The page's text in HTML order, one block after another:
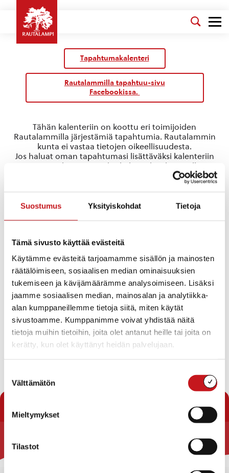
Suostumus Yksityiskohdat Tietoja
Tämä sivusto käyttää evästeitä
Käytämme evästeitä tarjoamamme sisällön ja mainosten
räätälöimiseen, sosiaalisen median ominaisuuksien
tukemiseen ja kävijämäärämme analysoimiseen. Lisäksi
jaamme sosiaalisen median, mainosalan ja analytiikka-
alan kumppaneillemme tietoja siitä, miten käytät
sivustoamme. Kumppanimme voivat yhdistää näitä
tietoja muihin tietoihin, joita olet antanut heille tai joita on
kerätty, kun olet käyttänyt heidän palvelujaan.
valinta
Välttämätön
Mieltymykset
Tilastot
Tapahtumakalenteri
Rautalammilla tapahtuu-sivu
Facebookissa.
EM
Tapahtumat EM
Tapahtumat
NoticeEi tuloksia.
Etsi
aja
Näkymät
navigointi
Etsi
ShowLista
Tuleva
Valitse
päivä.
EdellisetTapahtumat Tänään
Seuraavat
Tähän kalenteriin on koottu eri toimijoiden
Rautalammilla järjestämiä tapahtumia. Rautalammin
kunta ei vastaa tietojen oikeellisuudesta.
Jos haluat oman tapahtumasi lisättäväksi kalenteriin
jätä tapahtuman tiedot linkin takaa löytyvällä
Rautalammin kunta